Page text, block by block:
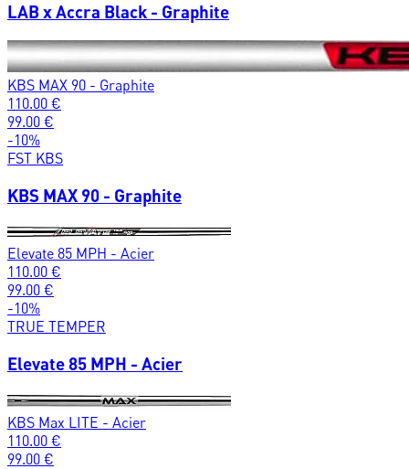
LAB x Accra Black - Graphite
KBS MAX 90 - Graphite
110.00 €
99.00 €
-10%
FST KBS
KBS MAX 90 - Graphite
Elevate 85 MPH - Acier
110.00 €
99.00 €
-10%
TRUE TEMPER
Elevate 85 MPH - Acier
KBS Max LITE - Acier
110.00 €
99.00 €